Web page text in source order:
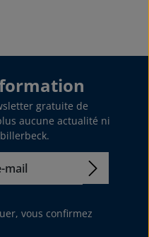
gratuite de
aucune actualité ni
vous confirmez